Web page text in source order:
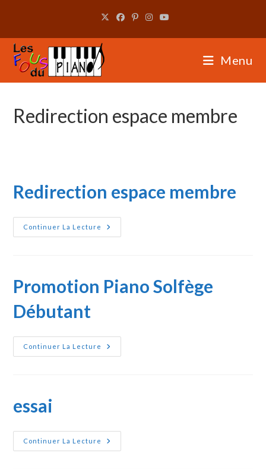
content
Menu
Redirection espace membre
Redirection espace membre
Continuer La Lecture
Redirection
Espace
Promotion Piano Solfège
Débutant
Continuer La Lecture
Promotion
Piano
essai
Continuer La Lecture Essai